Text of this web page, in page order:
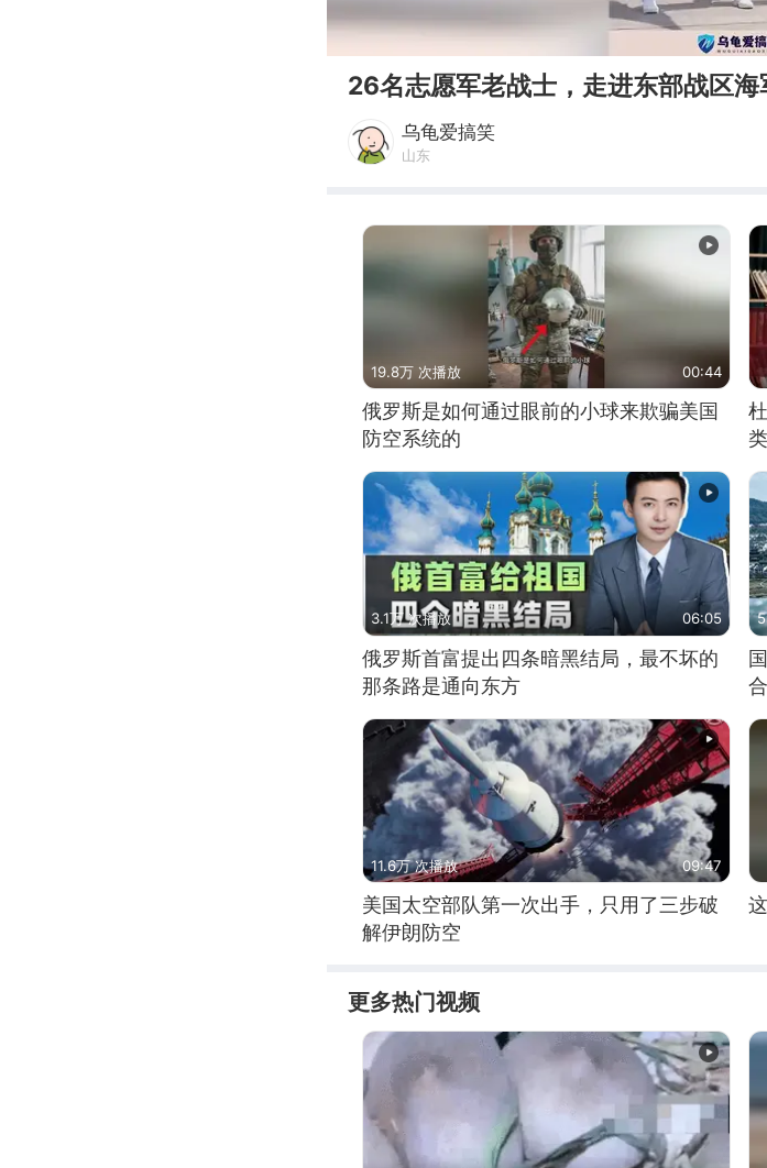
00:00
26名志愿军老战士，走进东部战区海
乌龟爱搞笑
山东
19.8万 次播放 00:44
俄罗斯是如何通过眼前的小球来欺骗美国
防空系统的
3.1万 次播放 06:05
俄罗斯首富提出四条暗黑结局，最不坏的
那条路是通向东方
11.6万 次播放 09:47
美国太空部队第一次出手，只用了三步破
解伊朗防空
更多热门视频